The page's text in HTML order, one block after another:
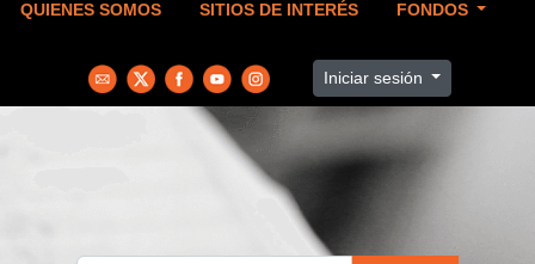
QUIENES SOMOS SITIOS DE INTERÉS FONDOS
Iniciar sesión